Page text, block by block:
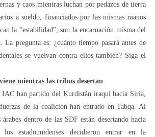
y caos mientras luchan por pedazos de tierra
a sueldo, financiados por las mismas manos
la "estabilidad", son la encarnación misma del
pregunta es: ¿cuánto tiempo pasará antes de
se vuelvan contra ellos también? Siga el
mientras las tribus desertan
IAC han partido del Kurdistán iraquí hacia Siria,
de la coalición han entrado en Tabqa. Al
dentro de las SDF están desertando hacia
los estadounidenses decidieron entrar en la